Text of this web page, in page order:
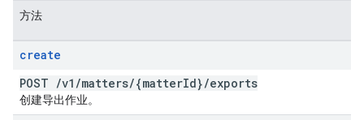
方法
create
POST /v1 /matters/{matterId}/exports
创建导出作业。